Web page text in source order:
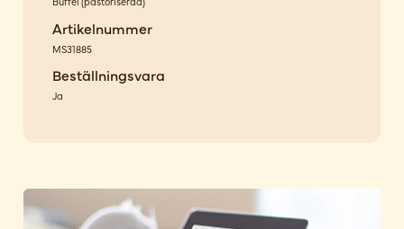
Artikelnummer
MS31885
Beställningsvara
Ja